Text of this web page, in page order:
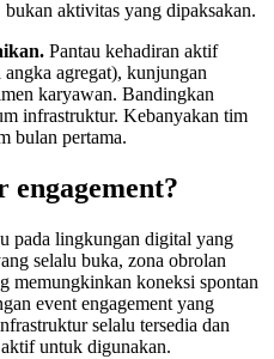
bukan aktivitas yang dipaksakan.
Pantau kehadiran aktif
agregat), kunjungan
karyawan. Bandingkan
infrastruktur. Kebanyakan tim
bulan pertama.
pada lingkungan digital yang
selalu buka, zona obrolan
memungkinkan koneksi spontan
event engagement yang
selalu tersedia dan
untuk digunakan.